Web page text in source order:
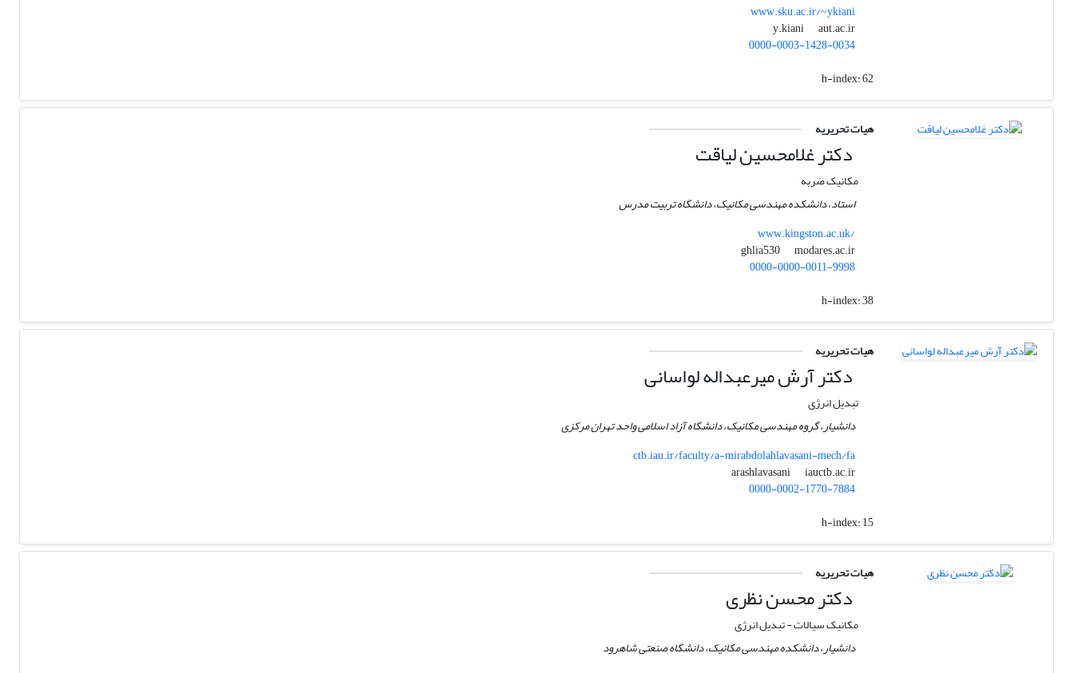
www.sku.ac.ir/~ykiani
y.kiani
aut.ac.ir
0000-0003-1428-0034
h-index:62
هیات تحریریه
دکتر غلامحسین لیاقت
مکانیک ضربه
استاد، دانشکده مهندسی مکانیک، دانشگاه تربیت مدرس
www.kingston.ac.uk/
ghlia530
modares.ac.ir
0000-0000-0011-9998
h-index:38
هیات تحریریه
دکتر آرش میرعبداله لواسانی
تبدیل انرژی
دانشیار، گروه مهندسی مکانیک، دانشگاه آزاد اسلامی واحد تهران مرکزی
ctb.iau.ir/faculty/a-mirabdolahlavasani-mech/fa
arashlavasani
iauctb.ac.ir
0000-0002-1770-7884
h-index:15
هیات تحریریه
دکتر محسن نظری
مکانیک سیالات - تبدیل انرژی
دانشیار، دانشکده مهندسی مکانیک، دانشگاه صنعتی شاهرود